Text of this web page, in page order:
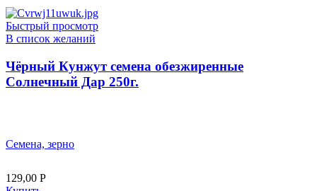
Быстрый просмотр
В список желаний
Чёрный Кунжут семена обезжиренные
Солнечный Дар 250г.
Семена, зерно
129,00 Р